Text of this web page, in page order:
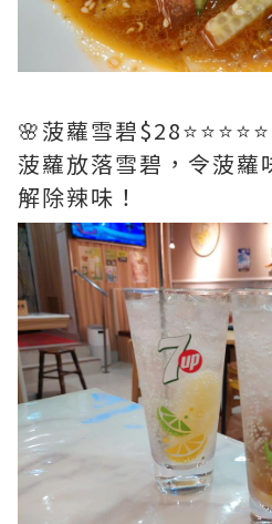
🌸菠蘿雪碧$28⭐️⭐️⭐️⭐️⭐️
菠蘿放落雪碧，令菠蘿
解除辣味！